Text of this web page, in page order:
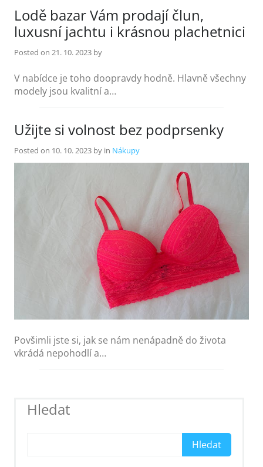
Lodě bazar Vám prodají člun,
luxusní jachtu i krásnou plachetnici
Posted on 21. 10. 2023 by
V nabídce je toho doopravdy hodně. Hlavně všechny
modely jsou kvalitní a…
Užijte si volnost bez podprsenky
Posted on 10. 10. 2023 by in Nákupy
Povšimli jste si, jak se nám nenápadně do života
vkrádá nepohodlí a…
Hledat
Hledat